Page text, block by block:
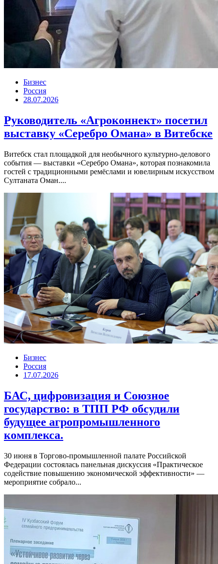
Бизнес
Россия
28.07.2026
Руководитель «Агроконнект» посетил
выставку «Серебро Омана» в Витебске
Витебск стал площадкой для необычного культурно-делового
события — выставки «Серебро Омана», которая познакомила
гостей с традиционными ремёслами и ювелирным искусством
Султаната Оман....
Бизнес
Россия
17.07.2026
БАС, цифровизация и Союзное
государство: в ТПП РФ обсудили
будущее агропромышленного
комплекса.
30 июня в Торгово-промышленной палате Российской
Федерации состоялась панельная дискуссия «Практическое
содействие повышению экономической эффективности» —
мероприятие собрало...